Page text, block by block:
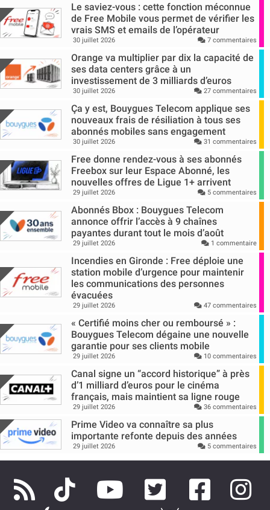
Le saviez-vous : cette fonction méconnue
de Free Mobile vous permet de vérifier les
vrais SMS et emails de l’opérateur
30 juillet 2026 7 commentaires
Orange va multiplier par dix la capacité de
ses data centers grâce à un
investissement de 3 milliards d’euros
30 juillet 2026 27 commentaires
Ça y est, Bouygues Telecom applique ses
nouveaux frais de résiliation à tous ses
abonnés mobiles sans engagement
30 juillet 2026 31 commentaires
Free donne rendez-vous à ses abonnés
Freebox sur leur Espace Abonné, les
nouvelles offres de Ligue 1+ arrivent
29 juillet 2026 5 commentaires
Abonnés Bbox : Bouygues Telecom
annonce offrir l’accès à 9 chaînes
payantes durant tout le mois d’août
29 juillet 2026 1 commentaire
Incendies en Gironde : Free déploie une
station mobile d’urgence pour maintenir
les communications des personnes
évacuées
29 juillet 2026 47 commentaires
« Certifié moins cher ou remboursé » :
Bouygues Telecom dégaine une nouvelle
garantie pour ses clients mobile
29 juillet 2026 10 commentaires
Canal signe un “accord historique” à près
d’1 milliard d’euros pour le cinéma
français, mais maintient sa ligne rouge
29 juillet 2026 36 commentaires
Prime Video va connaître sa plus
importante refonte depuis des années
29 juillet 2026 5 commentaires